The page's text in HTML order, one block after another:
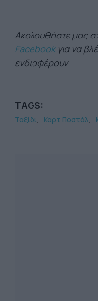
Ακολουθήστε μας
Facebookγια να
ενδιαφέρουν
TAGS:
Ταξίδι Καρτ Ποστάλ